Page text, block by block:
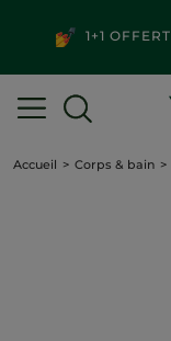
1+1 OFFERT
Accueil Corps & bain